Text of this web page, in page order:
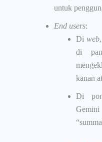
untuk
End users:
Diweb
di
kanan
Di